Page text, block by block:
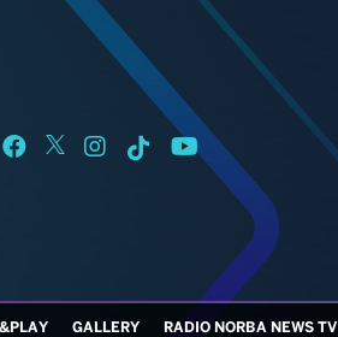
GALLERY RADIO NORBA NEWS TV